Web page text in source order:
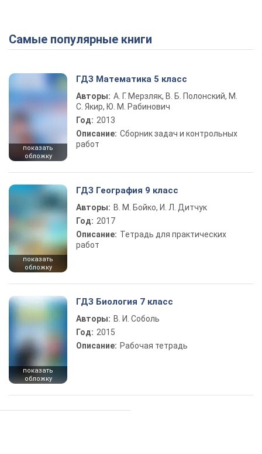
Самые популярные книги
показать
обложку
ГДЗ Математика 5 класс
Авторы: А. Г. Мерзляк, В. Б. Полонский, М.
С. Якир, Ю. М. Рабинович
Год: 2013
Описание: Сборник задач и контрольных
работ
показать
обложку
ГДЗ География 9 класс
Авторы: В. М. Бойко, И. Л. Дитчук
Год: 2017
Описание: Тетрадь для практических
работ
показать
обложку
ГДЗ Биология 7 класс
Авторы: В. И. Соболь
Год: 2015
Описание: Рабочая тетрадь